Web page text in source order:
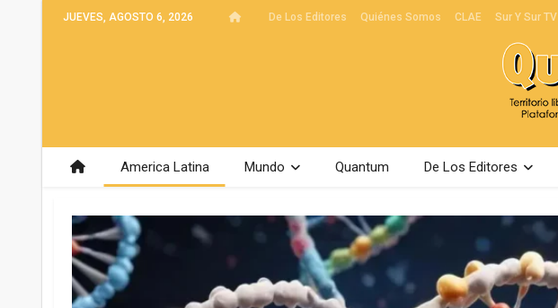
JUEVES, AGOSTO 6, 2026 De Los Editores Quiénes Somos CLAE Sur Y Sur TV
America Latina Mundo Quantum De Los Editores